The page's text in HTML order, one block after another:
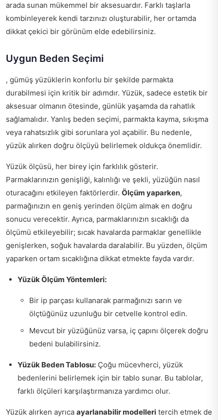
arada sunan mükemmel bir aksesuardır. Farklı taşlarla
kombinleyerek kendi tarzınızı oluşturabilir, her ortamda
dikkat çekici bir görünüm elde edebilirsiniz.
Uygun Beden Seçimi
, gümüş yüzüklerin konforlu bir şekilde parmakta
durabilmesi için kritik bir adımdır. Yüzük, sadece estetik bir
aksesuar olmanın ötesinde, günlük yaşamda da rahatlık
sağlamalıdır. Yanlış beden seçimi, parmakta kayma, sıkışma
veya rahatsızlık gibi sorunlara yol açabilir. Bu nedenle,
yüzük alırken doğru ölçüyü belirlemek oldukça önemlidir.
Yüzük ölçüsü, her birey için farklılık gösterir.
Parmaklarınızın genişliği, kalınlığı ve şekli, yüzüğün nasıl
oturacağını etkileyen faktörlerdir. Ölçüm yaparken,
parmağınızın en geniş yerinden ölçüm almak en doğru
sonucu verecektir. Ayrıca, parmaklarınızın sıcaklığı da
ölçümü etkileyebilir; sıcak havalarda parmaklar genellikle
genişlerken, soğuk havalarda daralabilir. Bu yüzden, ölçüm
yaparken ortam sıcaklığına dikkat etmekte fayda vardır.
Yüzük Ölçüm Yöntemleri:
Bir ip parçası kullanarak parmağınızı sarın ve
ölçtüğünüz uzunluğu bir cetvelle kontrol edin.
Mevcut bir yüzüğünüz varsa, iç çapını ölçerek doğru
bedeni bulabilirsiniz.
Yüzük Beden Tablosu: Çoğu mücevherci, yüzük
bedenlerini belirlemek için bir tablo sunar. Bu tablolar,
farklı ölçüleri karşılaştırmanıza yardımcı olur.
Yüzük alırken ayrıca ayarlanabilir modelleri tercih etmek de